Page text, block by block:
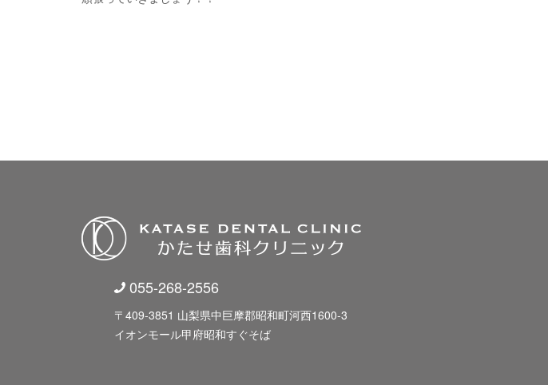
055-268-2556
〒409-3851 山梨県中巨摩郡昭和町河西1600-3
イオンモール甲府昭和すぐそば